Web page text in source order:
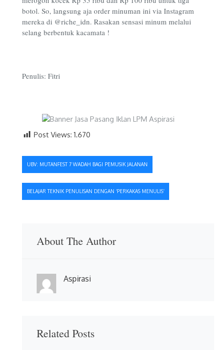
botol. So, langsung aja order minuman ini via Instagram
mereka di @riche_idn. Rasakan sensasi minum melalui
selang berbentuk kacamata !
Penulis: Fitri
Post Views: 1.670
Navigasi
pos
UBV: MUTANFEST 7 WADAH BAGI PEMUSIK JALANAN
BELAJAR TEKNIK PENULISAN DENGAN ‘PERKAKAS MENULIS’
About The Author
Aspirasi
Related Posts